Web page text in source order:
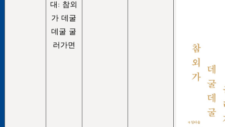
대: 참외
가 데굴
데굴 굴
러가면